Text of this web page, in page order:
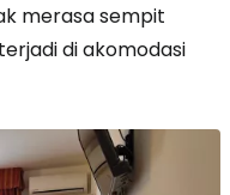
merasa sempit
di akomodasi